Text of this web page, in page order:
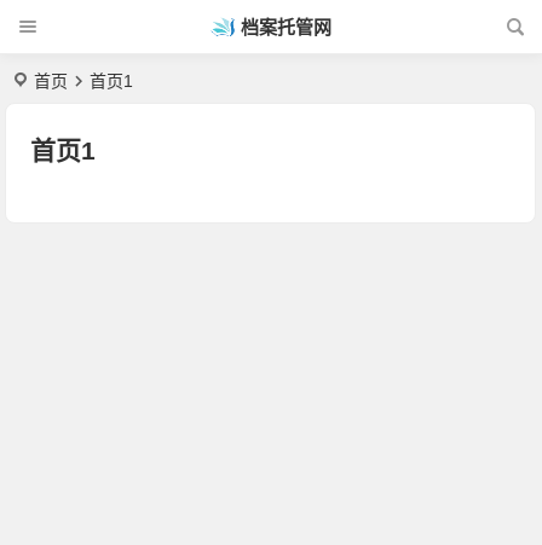
档案托管网
首页 首页1
首页1